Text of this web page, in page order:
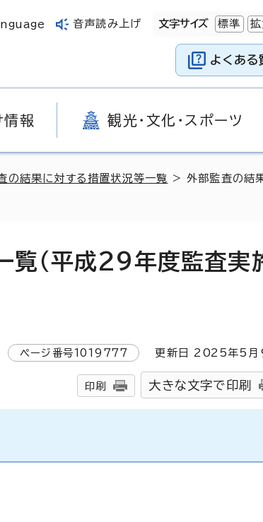
音声読み上げ 文字サイズ 標準 拡
よくある
情報 観光・文化・スポーツ
の結果に対する措置状況等一覧 > 外部監査の結
覧（平成29年度監査実
ページ番号1019777 更新日 2025年5月
印刷 大きな文字で印刷